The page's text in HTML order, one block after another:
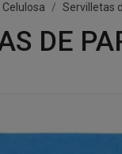
Servilletas
DE